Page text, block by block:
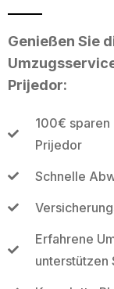
Genießen Sie
Prijedor:
100€ sparen
Prijedor
Schnelle
Erfahrene
unterstützen